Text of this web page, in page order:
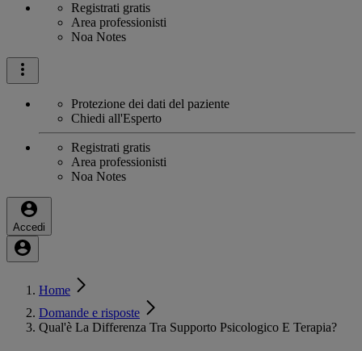
Registrati gratis
Area professionisti
Noa Notes
Protezione dei dati del paziente
Chiedi all'Esperto
Registrati gratis
Area professionisti
Noa Notes
Accedi
Home
Domande e risposte
Qual'è La Differenza Tra Supporto Psicologico E Terapia?